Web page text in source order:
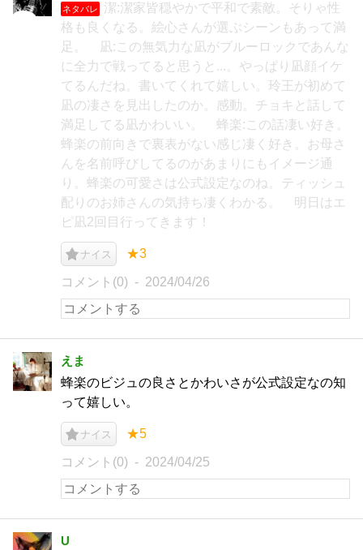
ネタバレ
潔:潔家皆穏やかで平和で素敵。そりゃ性
格も良くなる。絵心さんが選ぶシーンもあって満
足。 凪:この無気力な凪がブルーロックであんな
に全力で戦ってると思うと...。やっぱり凪顔イケ
てるんだね。書いてくれて嬉しい。玲王が初めて
凪の凄さを見出したのか。感動。チョキと話して
満足してる凪かわいい。 蜂楽:この話凄い好き。
蜂楽の前向きで裏表がない感じ凄く好き。お母さ
んを名前呼びしてるのがあまりにもイメージ通
り。蜂楽の可愛さは公式設定なのね。ティッシュ
配りのお姉さんの気持ち凄くわかる。 明日はエ
ピ凪2回目行ってきます！
ナイス ★3
コメント(0) 2024/04/26
えま
蜂楽のビジュの良さとかわいさが公式設定なの知
って嬉しい。
ナイス ★5
コメント(0) 2024/04/25
U